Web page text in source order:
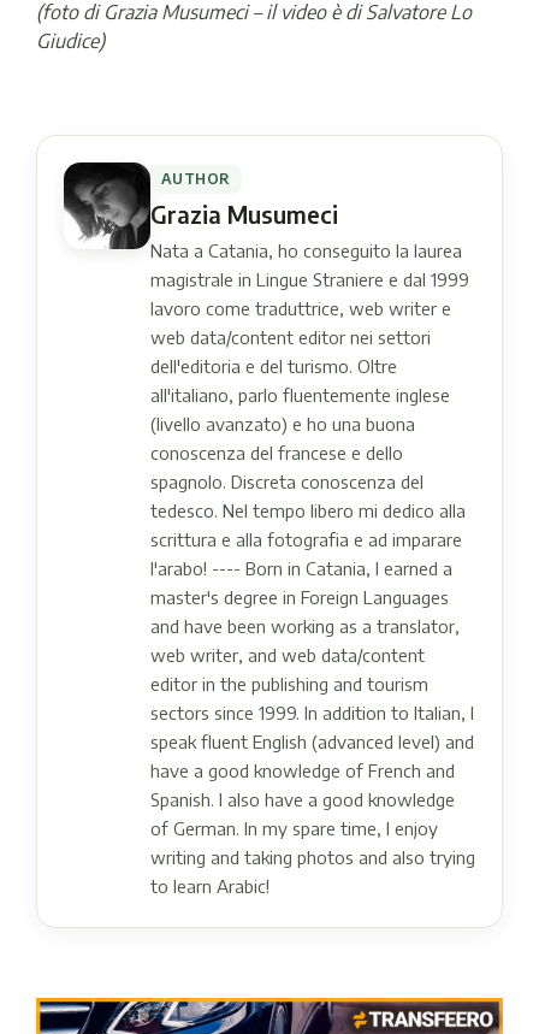
(foto di Grazia Musumeci – il video è di Salvatore Lo
Giudice)
AUTHOR
Grazia Musumeci
Nata a Catania, ho conseguito la laurea
magistrale in Lingue Straniere e dal 1999
lavoro come traduttrice, web writer e
web data/content editor nei settori
dell'editoria e del turismo. Oltre
all'italiano, parlo fluentemente inglese
(livello avanzato) e ho una buona
conoscenza del francese e dello
spagnolo. Discreta conoscenza del
tedesco. Nel tempo libero mi dedico alla
scrittura e alla fotografia e ad imparare
l'arabo! ---- Born in Catania, I earned a
master's degree in Foreign Languages ​​
and have been working as a translator,
web writer, and web data/content
editor in the publishing and tourism
sectors since 1999. In addition to Italian, I
speak fluent English (advanced level) and
have a good knowledge of French and
Spanish. I also have a good knowledge
of German. In my spare time, I enjoy
writing and taking photos and also trying
to learn Arabic!